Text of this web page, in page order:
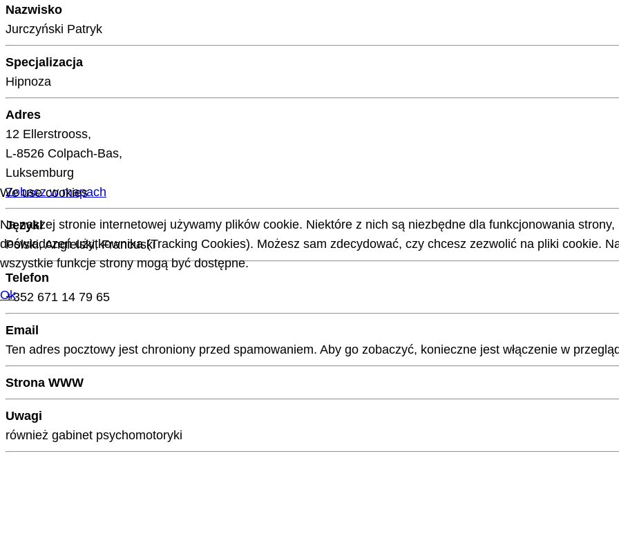
Nazwisko
Jurczyński Patryk
Specjalizacja
Hipnoza
Adres
12 Ellerstrooss,
L-8526 Colpach-Bas,
Luksemburg
Zobacz w mapach
Języki
Polski, Angielski, Francuski
Telefon
+352 671 14 79 65
Email
Ten adres pocztowy jest chroniony przed spamowaniem. Aby go zobaczyć, konieczne jest włączenie w
Strona WWW
Uwagi
również gabinet psychomotoryki
We use cookies
Na naszej stronie internetowej używamy plików cookie. Niektóre z nich są niezbędne dla funkcjonowania
doświadczeń użytkownika (Tracking Cookies). Możesz sam zdecydować, czy chcesz zezwolić na pliki cookie.
wszystkie funkcje strony mogą być dostępne.
Ok